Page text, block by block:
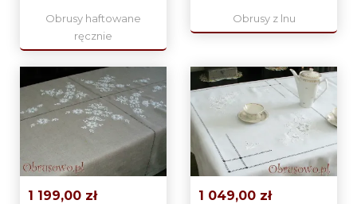
140x230
Obrusy haftowane
ręcznie
Obrusy z lnu
1 199,00 zł
1 049,00 zł